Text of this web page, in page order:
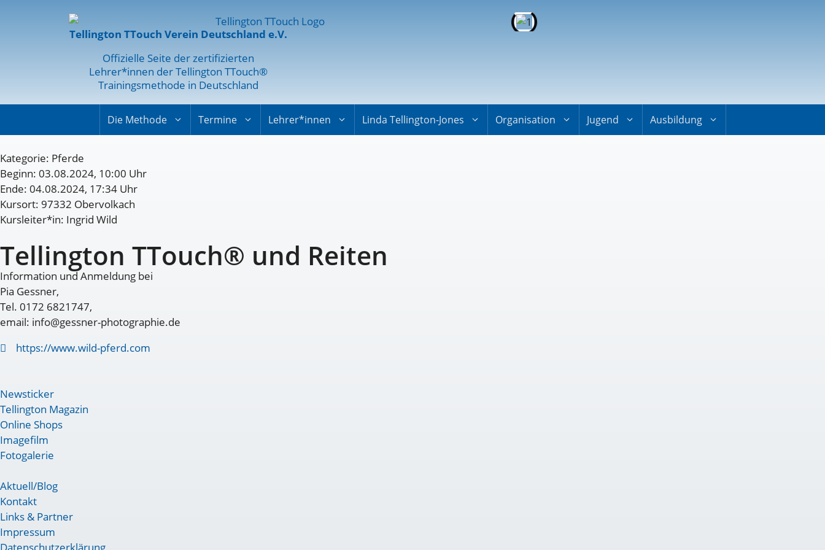
Tellington TTouch Verein Deutschland e.V.
Offizielle Seite der zertifizierten
Lehrer*innen der Tellington TTouch®
Trainingsmethode in Deutschland
Die Methode Termine Lehrer*innen Linda Tellington-Jones Organisation Jugend Ausbildung
Kategorie: Pferde
Beginn: 03.08.2024, 10:00 Uhr
Ende: 04.08.2024, 17:34 Uhr
Kursort: 97332 Obervolkach
Kursleiter*in: Ingrid Wild
Tellington TTouch® und Reiten
Information und Anmeldung bei
Pia Gessner,
Tel. 0172 6821747,
email: info@gessner-photographie.de
https://www.wild-pferd.com
Newsticker
Tellington Magazin
Online Shops
Imagefilm
Fotogalerie
Aktuell/Blog
Kontakt
Links & Partner
Impressum